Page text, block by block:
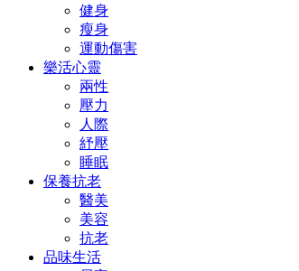
健身
瘦身
運動傷害
樂活心靈
兩性
壓力
人際
紓壓
睡眠
保養抗老
醫美
美容
抗老
品味生活